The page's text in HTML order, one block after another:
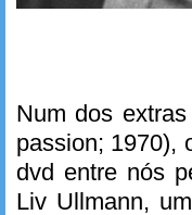
Num dos
passion; 1970),
dvd entre nós
Liv Ullmann,